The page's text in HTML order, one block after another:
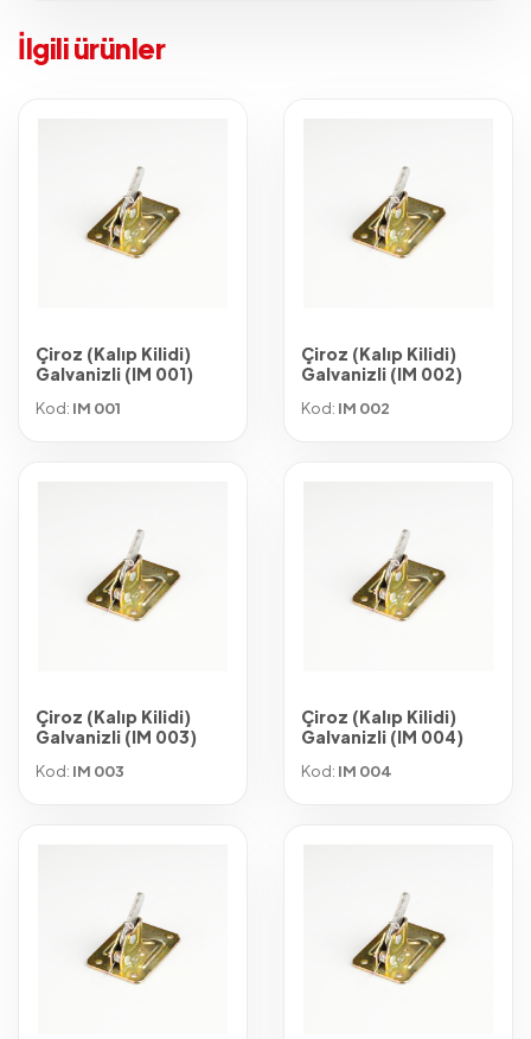
İlgili ürünler
Çiroz (Kalıp Kilidi)
Galvanizli (IM 001)
Kod: IM 001
Çiroz (Kalıp Kilidi)
Galvanizli (IM 002)
Kod: IM 002
Çiroz (Kalıp Kilidi)
Galvanizli (IM 003)
Kod: IM 003
Çiroz (Kalıp Kilidi)
Galvanizli (IM 004)
Kod: IM 004